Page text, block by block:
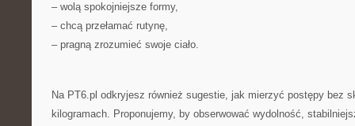
– wolą spokojniejsze formy,
– chcą przełamać rutynę,
– pragną zrozumieć swoje ciało.
Na PT6.pl odkryjesz również sugestie, jak mierzyć postępy bez
kilogramach. Proponujemy, by obserwować wydolność,